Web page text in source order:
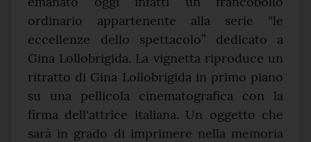
ordinario appartenente alla serie “le
eccellenze dello spettacolo” dedicato a
Gina Lollobrigida. La vignetta riproduce un
ritratto di Gina Lollobrigida in primo piano
su una pellicola cinematografica con la
firma dell'attrice italiana. Un oggetto che
sarà in grado di imprimere nella memoria